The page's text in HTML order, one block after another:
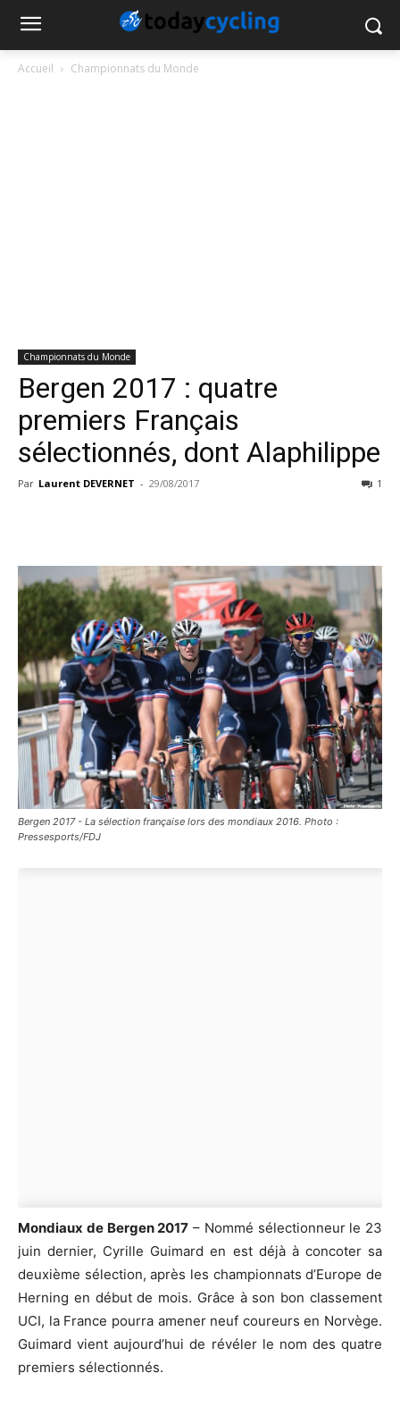
Accueil Championnats du Monde
Championnats du Monde
Bergen 2017 : quatre
premiers Français
sélectionnés, dont Alaphilippe
Par Laurent DEVERNET - 29/08/2017 1
Bergen 2017 - La sélection française lors des mondiaux 2016. Photo :
Pressesports/FDJ
Mondiaux de Bergen 2017 – Nommé sélectionneur le 23
juin dernier, Cyrille Guimard en est déjà à concoter sa
deuxième sélection, après les championnats d’Europe de
Herning en début de mois. Grâce à son bon classement
UCI, la France pourra amener neuf coureurs en Norvège.
Guimard vient aujourd’hui de révéler le nom des quatre
premiers sélectionnés.